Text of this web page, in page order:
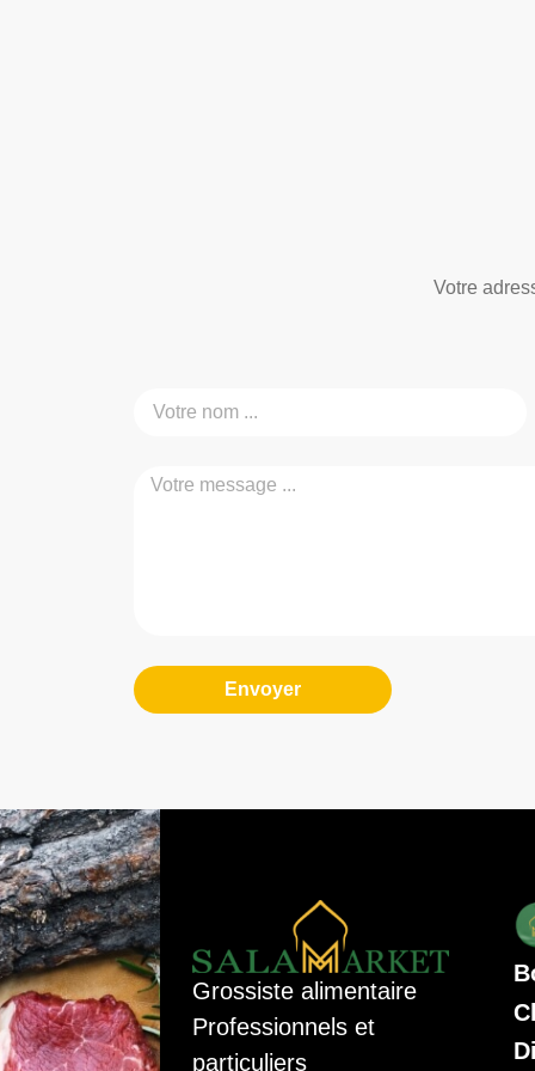
Votre
Envoyer
Grossiste alimentaire
Professionnels et
particuliers